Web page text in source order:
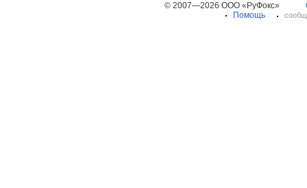
© 2007—2026 ООО «РуФокс»
Помощь